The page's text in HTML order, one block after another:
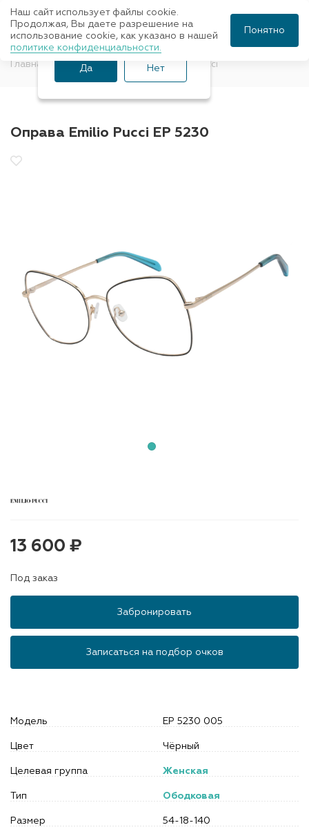
Главная Оправы для очков Emilio Pucci
Оправа Emilio Pucci EP 5230
13 600 ₽
Под заказ
Забронировать
Записаться на подбор очков
Модель EP 5230 005
Цвет Чёрный
Целевая группа Женская
Тип Ободковая
Размер 54-18-140
Ваш город Санкт-
Петербург?
Да Нет
Наш сайт использует файлы cookie.
Продолжая, Вы даете разрешение на
использование cookie, как указано в нашей
политике конфиденциальности.
Понятно